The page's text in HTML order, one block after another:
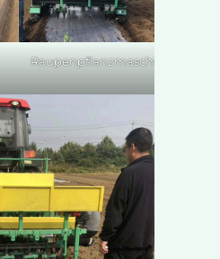
Raupenpflanzmaschine